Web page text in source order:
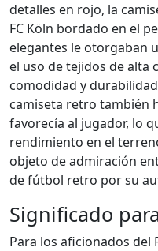
detalles en rojo, la
FC Köln bordado en el
elegantes le otorgaban
el uso de tejidos de alta
comodidad y
camiseta retro también
favorecía al jugador, lo
rendimiento en el
objeto de admiración
de fútbol retro por su
Significado
Para los aficionados del